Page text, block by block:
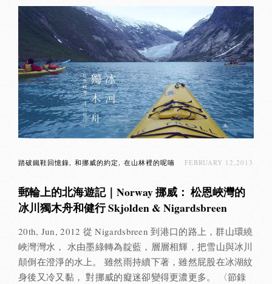
踏破鐵鞋回憶錄 和挪威的約定 在山林裡的呢喃 FEBRUARY 12,2013
郵輪上的北海遊記｜Norway 挪威： 松恩峽灣的
冰川獨木舟和健行 Skjolden & Nigardsbreen
20th, Jun, 2012 從 Nigardsbreen 到港口的路上，群山環繞
峽灣灣水， 水由墨綠轉為靛藍，層層相輝，把雪山與冰川
顛倒在澄淨的水上。 雖然雨持續下著，雖然屁股在冰湖紋
身後又冷又黏， 對挪威的癡迷卻變得更濃更多。 〈節錄